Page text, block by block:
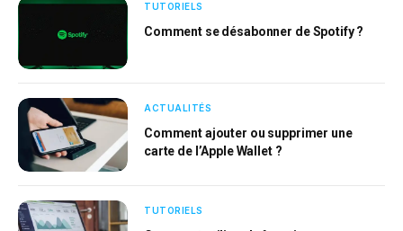
TUTORIELS
Comment se désabonner de Spotify ?
ACTUALITÉS
Comment ajouter ou supprimer une
carte de l’Apple Wallet ?
TUTORIELS